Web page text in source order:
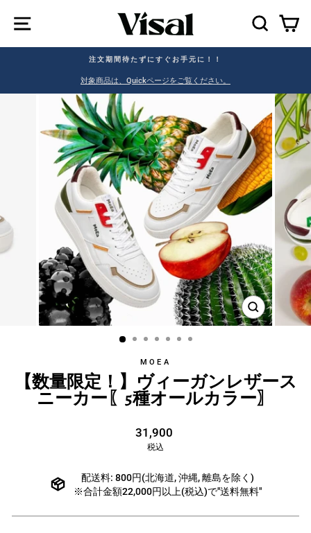
注文期間待たずにすぐお手元に！！
対象商品は、Quickページをご覧ください。
MOEA
【数量限定！】ヴィーガンレザース
ニーカー〖5種オールカラー〗
通
格
31,900
税込
配送料: 800円(北海道, 沖縄, 離島を除く)
※合計金額22,000円以上(税込)で"送料無料"